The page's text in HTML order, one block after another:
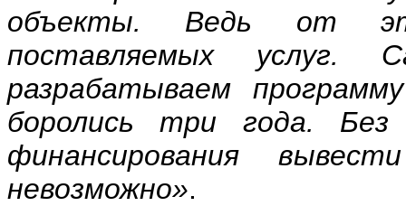
объекты. Ведь от
поставляемых
разрабатываем
боролись три года.
финансирования
невозможно».